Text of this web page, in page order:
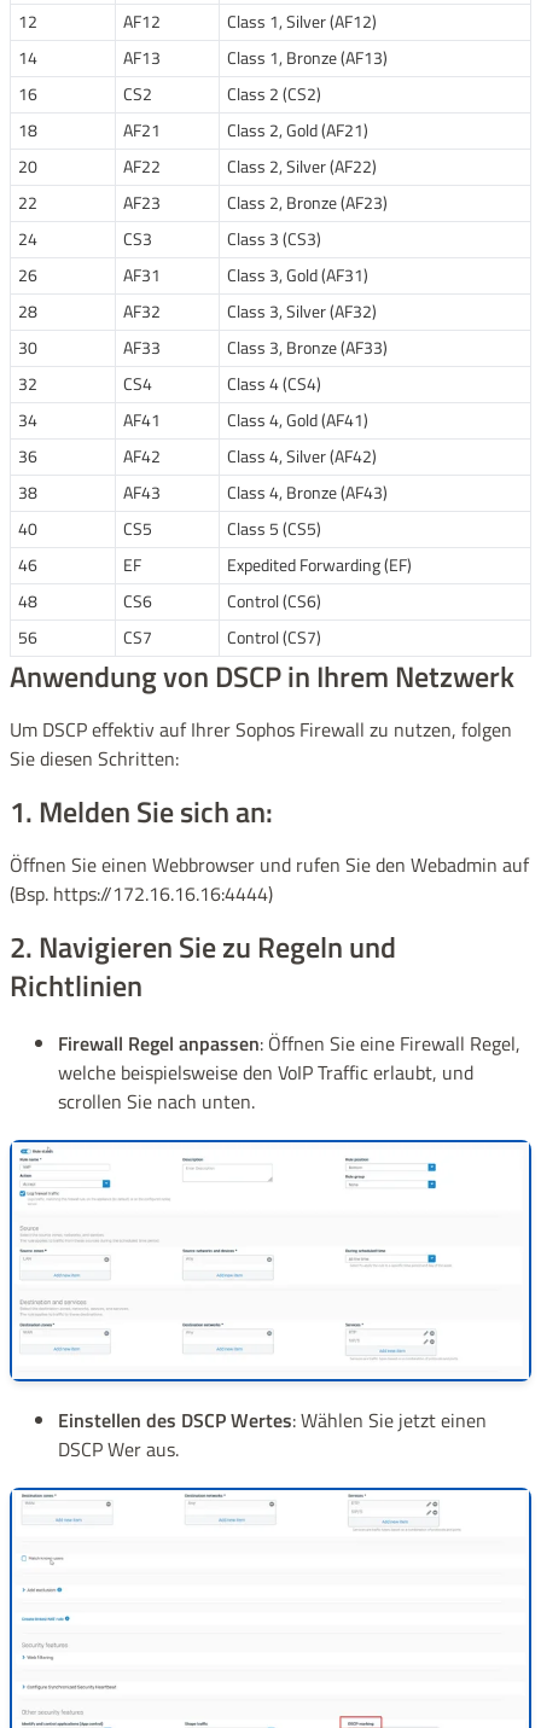
12 AF12
Class 1, Silver (AF12)
14
AF13
Class 1, Bronze (AF13)
16
CS2
Class 2 (CS2)
18
AF21
Class 2, Gold (AF21)
20
AF22
Class 2, Silver (AF22)
22
AF23
Class 2, Bronze (AF23)
24
CS3
Class 3 (CS3)
26
AF31
Class 3, Gold (AF31)
28
AF32
Class 3, Silver (AF32)
30
AF33
Class 3, Bronze (AF33)
32
CS4
Class 4 (CS4)
34
AF41
Class 4, Gold (AF41)
36
AF42
Class 4, Silver (AF42)
38
AF43
Class 4, Bronze (AF43)
40
CS5
Class 5 (CS5)
46
EF
Expedited Forwarding (EF)
48
CS6
Control (CS6)
56
CS7 Control (CS7)
Anwendung von DSCP in Ihrem Netzwerk
Um DSCP effektiv auf Ihrer Sophos Firewall zu nutzen, folgen
Sie diesen Schritten:
1. Melden Sie sich an:
Öffnen Sie einen Webbrowser und rufen Sie den Webadmin auf
(Bsp. https://172.16.16.16:4444)
2. Navigieren Sie zu Regeln und
Richtlinien
Firewall Regel anpassen: Öffnen Sie eine Firewall Regel,
welche beispielsweise den VoIP Traffic erlaubt, und
scrollen Sie nach unten.
Einstellen des DSCP Wertes: Wählen Sie jetzt einen
DSCP Wer aus.